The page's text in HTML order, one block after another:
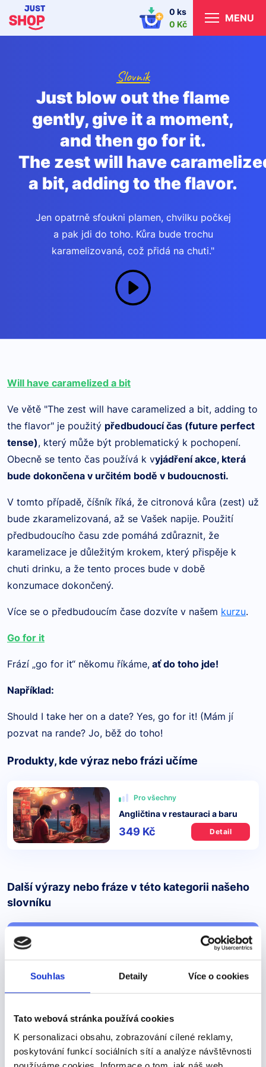
Souhlas Detaily Více o cookies
Tato webová stránka používá cookies
K personalizaci obsahu, zobrazování cílené reklamy,
poskytování funkcí sociálních sítí a analýze návštěvnosti
0 ks
0 Kč
MENU
Slovník
Just blow out the flame
gently, give it a moment,
and then go for it.
The zest will have
a bit, adding to the flavor.
Jen opatrně sfoukni plamen, chvilku počkej
a pak jdi do toho. Kůra bude trochu
karamelizovaná, což přidá na chuti."
Will have caramelized a bit
Ve větě "The zest will have caramelized a bit, adding to
the flavor" je použitý předbudoucí čas (future perfect
tense), který může být problematický k pochopení.
Obecně se tento čas používá k vyjádření akce, která
bude dokončena v určitém bodě v budoucnosti.
V tomto případě, číšník říká, že citronová kůra (zest) už
bude zkaramelizovaná, až se Vašek napije. Použití
předbudoucího času zde pomáhá zdůraznit, že
karamelizace je důležitým krokem, který přispěje k
chuti drinku, a že tento proces bude v době
konzumace dokončený.
Více se o předbudoucím čase dozvíte v našem kurzu.
Go for it
Frází „go for it“ někomu říkáme, ať do toho jde!
Například:
Should I take her on a date? Yes, go for it! (Mám jí
pozvat na rande? Jo, běž do toho!
Produkty, kde výraz nebo frázi učíme
Pro všechny
Angličtina v restauraci a baru
349 Kč Detail
Další výrazy nebo fráze v této kategorii našeho
slovníku
"pagar"
"pagar"
Zaplatit -->
pagas – platíš paga – platí pagamos – platíme pagáis –
platíte pagan – platí